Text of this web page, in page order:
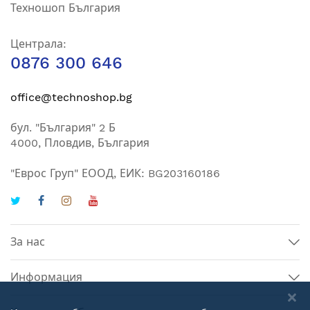
Разгледайте всички продукти от категория
Вижте и пълната гама в категория
оборудване.
Техношоп България
Централа:
0876 300 646
office@technoshop.bg
бул. "България" 2 Б
4000, Пловдив, България
"Еврос Груп" ЕООД, ЕИК: BG203160186
За нас
Информация